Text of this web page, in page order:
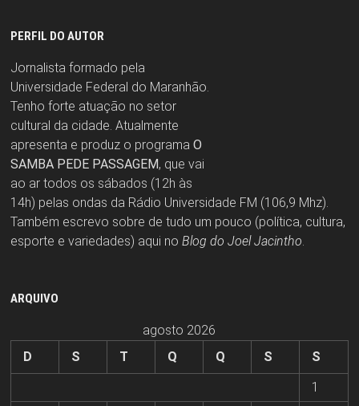
PERFIL DO AUTOR
Jornalista formado pela
Universidade Federal do Maranhão.
Tenho forte atuação no setor
cultural da cidade. Atualmente
apresenta e produz o programa O
SAMBA PEDE PASSAGEM, que vai
ao ar todos os sábados (12h às
14h) pelas ondas da Rádio Universidade FM (106,9 Mhz).
Também escrevo sobre de tudo um pouco (política, cultura,
esporte e variedades) aqui no Blog do Joel Jacintho
ARQUIVO
agosto 2026
D
S T Q Q S
S
1